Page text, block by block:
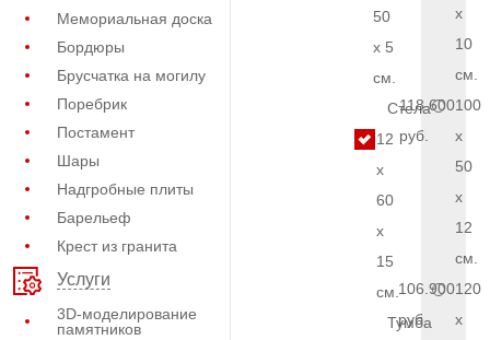
Мемориальная доска
Бордюры
Брусчатка на могилу
Поребрик
Постамент
Шары
Надгробные плиты
Барельеф
Крест из гранита
Услуги
3D-моделирование
памятников
50
x 5
см.
Стела
12
x
60
x
15
см.
Тумба
x
10
см.
118.600
руб.
100
x
50
x
12
см.
106.900
руб.
120
x